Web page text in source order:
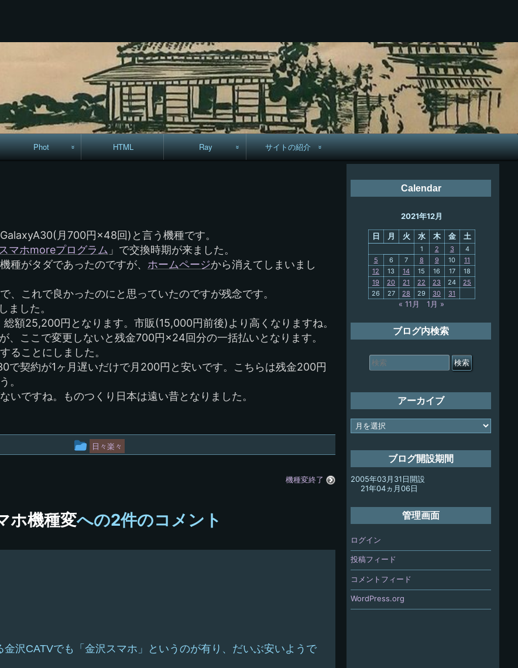
ン
ツ
へ
ス
キ
ッ
プ
Phot
手拭いの旅
HTML Ray サイトの紹介
My-PC
月700円×48回)と言う機種です。
マホmoreプログラム 」で交換時期が来ました。
種がタダであったのですが、 ホームページから消えてしまいまし
、これで良かったのにと思っていたのですが残念です。
ました。
額25,200円となります。市販(15,000円前後)より高くなりますね。
、ここで変更しないと残金700円×24回分の一括払いとなります。
ることにしました。
で契約が1ヶ月遅いだけで月200円と安いです。こちらは残金200円
。
いですね。ものつくり日本は遠い昔となりました。
投
ー
日々楽々
機種変終了
ホ機種変への2件のコメント
沢CATVでも「金沢スマホ」というのが有り、だいぶ安いようで
Calendar
2021年12月
日 月 火 水 木 金 土
1 2 3
4
5
6 7 8 9 10
11
12
13 14 15 16 17
18
19
20 21 22 23 24
25
26
27 28 29 30 31
« 11月 1月 »
ブログ内検索
索
対
アーカイブ
ア
ー
ブ
ブログ開設期間
2005年03月31日開設
21年04ヵ月06日
管理画面
ログイン
投稿フィード
コメントフィード
WordPress.org